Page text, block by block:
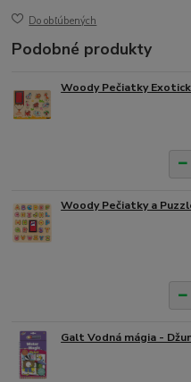
Do obľúbených
Podobné produkty
Woody Pečiatky
Woody Pečiatky a
Galt Vodná mágia -